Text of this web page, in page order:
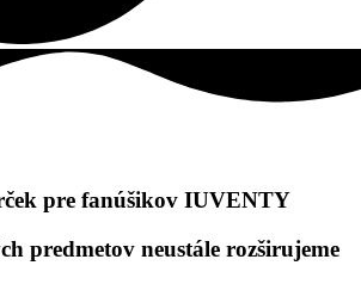
pre fanúšikov IUVENTY
predmetov neustále rozširujeme